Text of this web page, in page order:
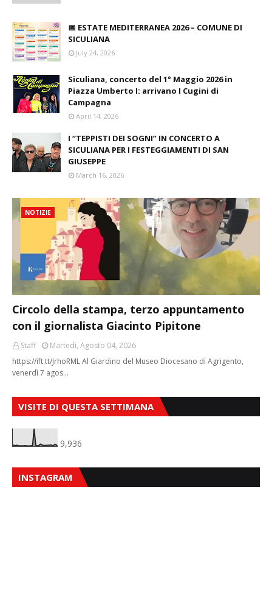
📅 ESTATE MEDITERRANEA 2026 – COMUNE DI
SICULIANA
July 24, 2026
Siculiana, concerto del 1° Maggio 2026 in
Piazza Umberto I: arrivano I Cugini di
Campagna
April 14, 2026
I “TEPPISTI DEI SOGNI” IN CONCERTO A
SICULIANA PER I FESTEGGIAMENTI DI SAN
GIUSEPPE
March 16, 2026
NOTIZIE
Circolo della stampa, terzo appuntamento
con il giornalista Giacinto Pipitone
Staff
Martedì, Agosto 04, 2026
https://ift.tt/JrhoRML Al Giardino del Museo Diocesano di Agrigento,
venerdì 7 agos…
VISITE DI QUESTA SETTIMANA
9,936
INSTAGRAM